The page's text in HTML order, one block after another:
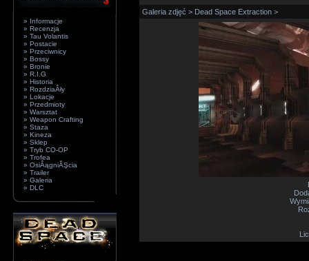
» Informacje
» Recenzja
» Tau Volantis
» Postacie
» Przeciwnicy
» Bossy
» Bronie
» R.I.G
» Historia
» RozdziaÂły
» Lokacje
» Przedmioty
» Warsztat
» Weapon Crafting
» Staza
» Kineza
» Sklep
» Tryb CO-OP
» Trofea
» OsiÂągniĂŞcia
» Trailer
» Galeria
» DLC
Galeria zdjęć > Dead Space Extraction >